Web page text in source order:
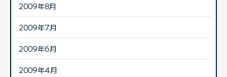
2009年8月
2009年7月
2009年6月
2009年4月